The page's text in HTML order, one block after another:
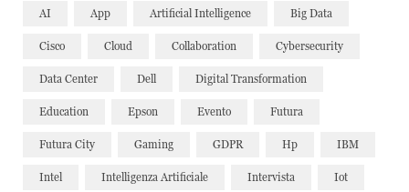
AI App Artificial Intelligence Big Data
Cisco Cloud Collaboration Cybersecurity
Data Center Dell Digital Transformation
Education Epson Evento Futura
Futura City Gaming GDPR Hp IBM
Intel Intelligenza Artificiale Intervista Iot